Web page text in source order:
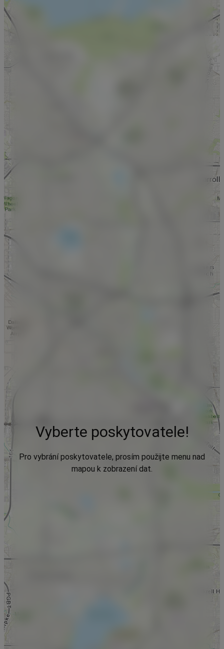
Vyberte poskytovatele!
Pro vybrání poskytovatele, prosím použijte menu nad
mapou k zobrazení dat.